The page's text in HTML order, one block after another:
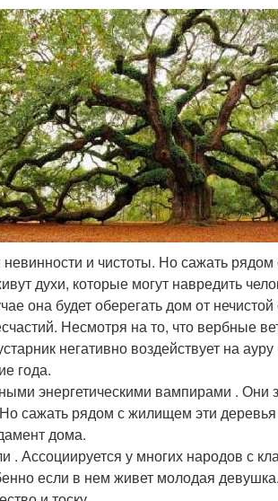
невинности и чистоты. Но сажать
духи, которые могут навредить
она будет оберегать дом от
Несмотря на то, что вербные
негативно воздействует на
года.
энергетическими вампирами . Они
сажать рядом с жилищем эти
дома.
. Ассоциируется у многих народов с
если в нем живет молодая девушка.